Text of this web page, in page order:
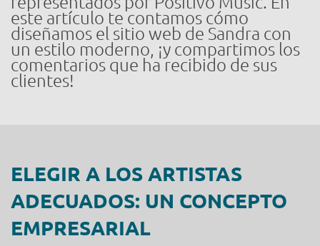
este artículo te contamos cómo
diseñamos el sitio web de Sandra con
un estilo moderno, ¡y compartimos los
comentarios que ha recibido de sus
clientes!
ELEGIR A LOS ARTISTAS
ADECUADOS: UN CONCEPTO
EMPRESARIAL